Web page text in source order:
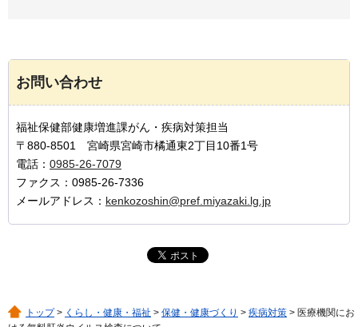
お問い合わせ
福祉保健部健康増進課がん・疾病対策担当
〒880-8501 宮崎県宮崎市橘通東2丁目10番1号
電話： 0985-26-7079
ファクス：0985-26-7336
メールアドレス： kenkozoshin@pref.miyazaki.lg.jp
トップ> くらし・健康・福祉 > 保健・健康づくり > 疾病対策 > 医療機関にお